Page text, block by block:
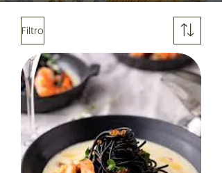
Filtro